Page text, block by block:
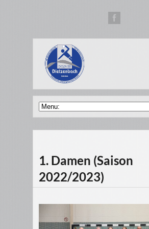
1. Damen (Saison
2022/2023)